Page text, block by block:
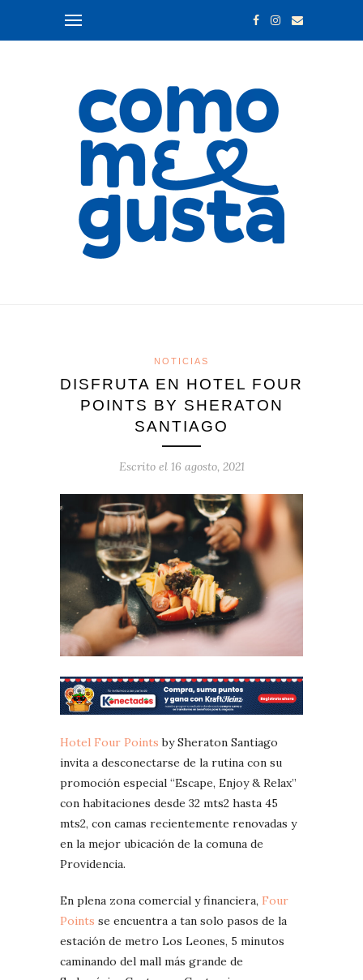
NOTICIAS
DISFRUTA EN HOTEL FOUR
POINTS BY SHERATON
SANTIAGO
Escrito el 16 agosto, 2021
Hotel Four Points by Sheraton Santiago
invita a desconectarse de la rutina con su
promoción especial “Escape, Enjoy & Relax”
con habitaciones desde 32 mts2 hasta 45
mts2, con camas recientemente renovadas y
en la mejor ubicación de la comuna de
Providencia.
En plena zona comercial y financiera, Four
Points se encuentra a tan solo pasos de la
estación de metro Los Leones, 5 minutos
caminando del mall más grande de